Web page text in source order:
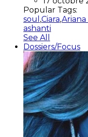
Popular Tags:
soul ,Ciara,
ashanti
See All
Dossiers/Focus